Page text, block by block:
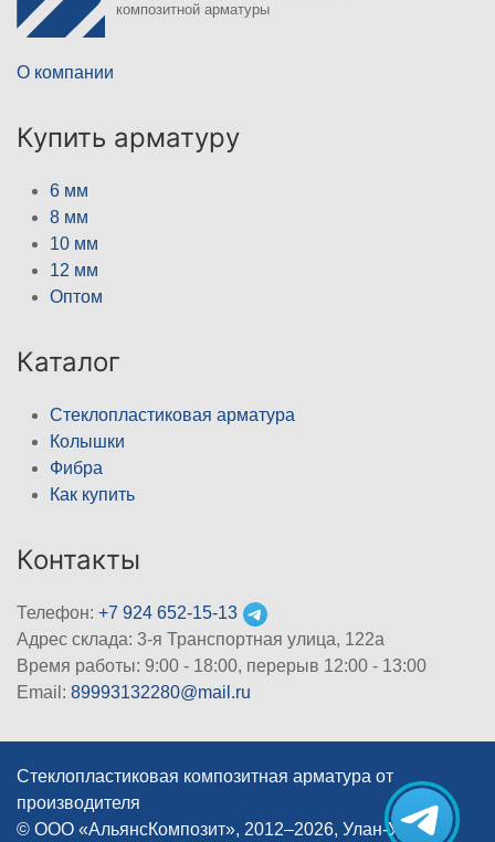
композитной арматуры
О компании
Купить арматуру
6 мм
8 мм
10 мм
12 мм
Оптом
Каталог
Стеклопластиковая арматура
Колышки
Фибра
Как купить
Контакты
Телефон: +7 924 652-15-13
Адрес склада: 3-я Транспортная улица, 122а
Время работы: 9:00 - 18:00, перерыв 12:00 - 13:00
Email: 89993132280@mail.ru
Стеклопластиковая композитная арматура от
производителя
© ООО «АльянсКомпозит», 2012–2026, Улан-Удэ
|